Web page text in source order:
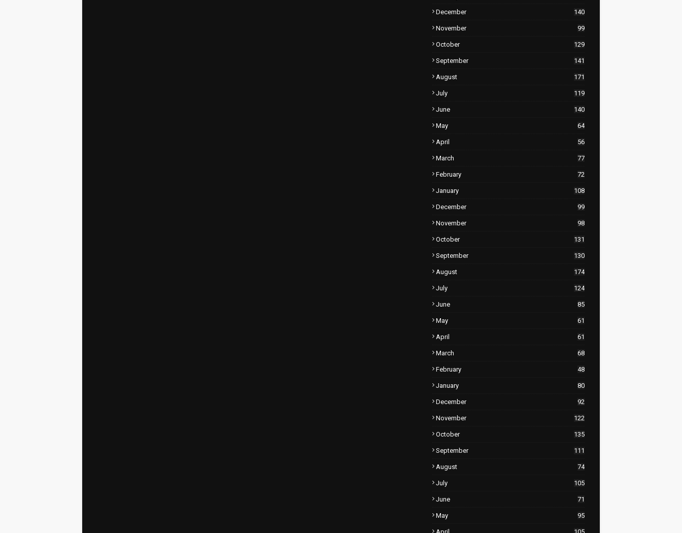
December 140
November 99
October 129
September 141
August 171
July 119
June 140
May 64
April 56
March 77
February 72
January 108
December 99
November 98
October 131
September 130
August 174
July 124
June 85
May 61
April 61
March 68
February 48
January 80
December 92
November 122
October 135
September 111
August 74
July 105
June 71
May 95